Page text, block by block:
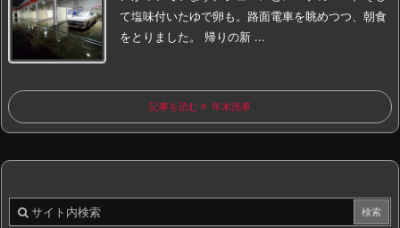
て塩味付いたゆで卵も。 路面電車を眺めつつ、朝食
をとりました。
帰りの新 ...
記事を読む 年末洗車